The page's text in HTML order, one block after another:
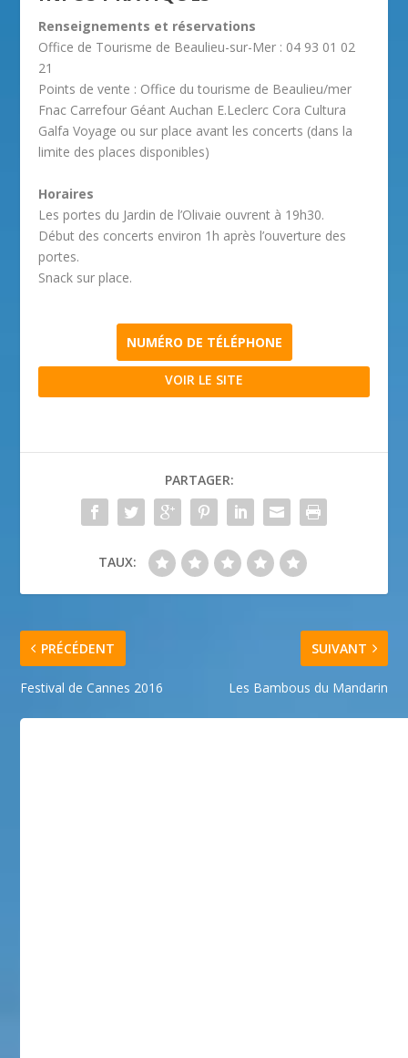
Renseignements et réservations
Office de Tourisme de Beaulieu-sur-Mer : 04 93 01 02
21
Points de vente : Office du tourisme de Beaulieu/mer
Fnac Carrefour Géant Auchan E.Leclerc Cora Cultura
Galfa Voyage ou sur place avant les concerts (dans la
limite des places disponibles)
Horaires
Les portes du Jardin de l’Olivaie ouvrent à 19h30.
Début des concerts environ 1h après l’ouverture des
portes.
Snack sur place.
NUMÉRO DE TÉLÉPHONE
VOIR LE SITE
PARTAGER:
TAUX:
PRÉCÉDENT
Festival de Cannes 2016
SUIVANT
Les Bambous du Mandarin